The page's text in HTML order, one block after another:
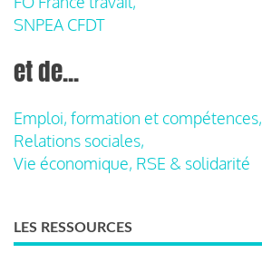
SNPEA CFDT
et de...
Emploi, formation et compétences,
Relations sociales,
Vie économique, RSE & solidarité
LES RESSOURCES